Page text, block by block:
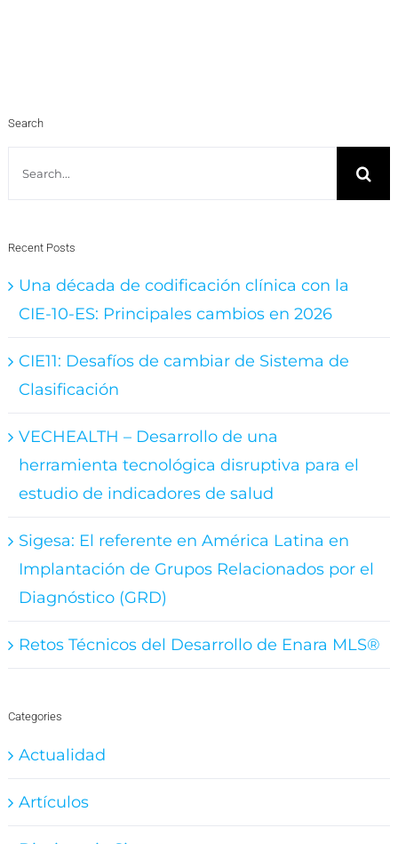
Search
Recent Posts
Una década de codificación clínica con la
CIE-10-ES: Principales cambios en 2026
CIE11: Desafíos de cambiar de Sistema de
Clasificación
VECHEALTH – Desarrollo de una
herramienta tecnológica disruptiva para el
estudio de indicadores de salud
Sigesa: El referente en América Latina en
Implantación de Grupos Relacionados por el
Diagnóstico (GRD)
Retos Técnicos del Desarrollo de Enara MLS®
Categories
Actualidad
Artículos